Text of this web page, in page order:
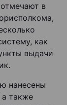
в
как
выдачи
нанесены
а также